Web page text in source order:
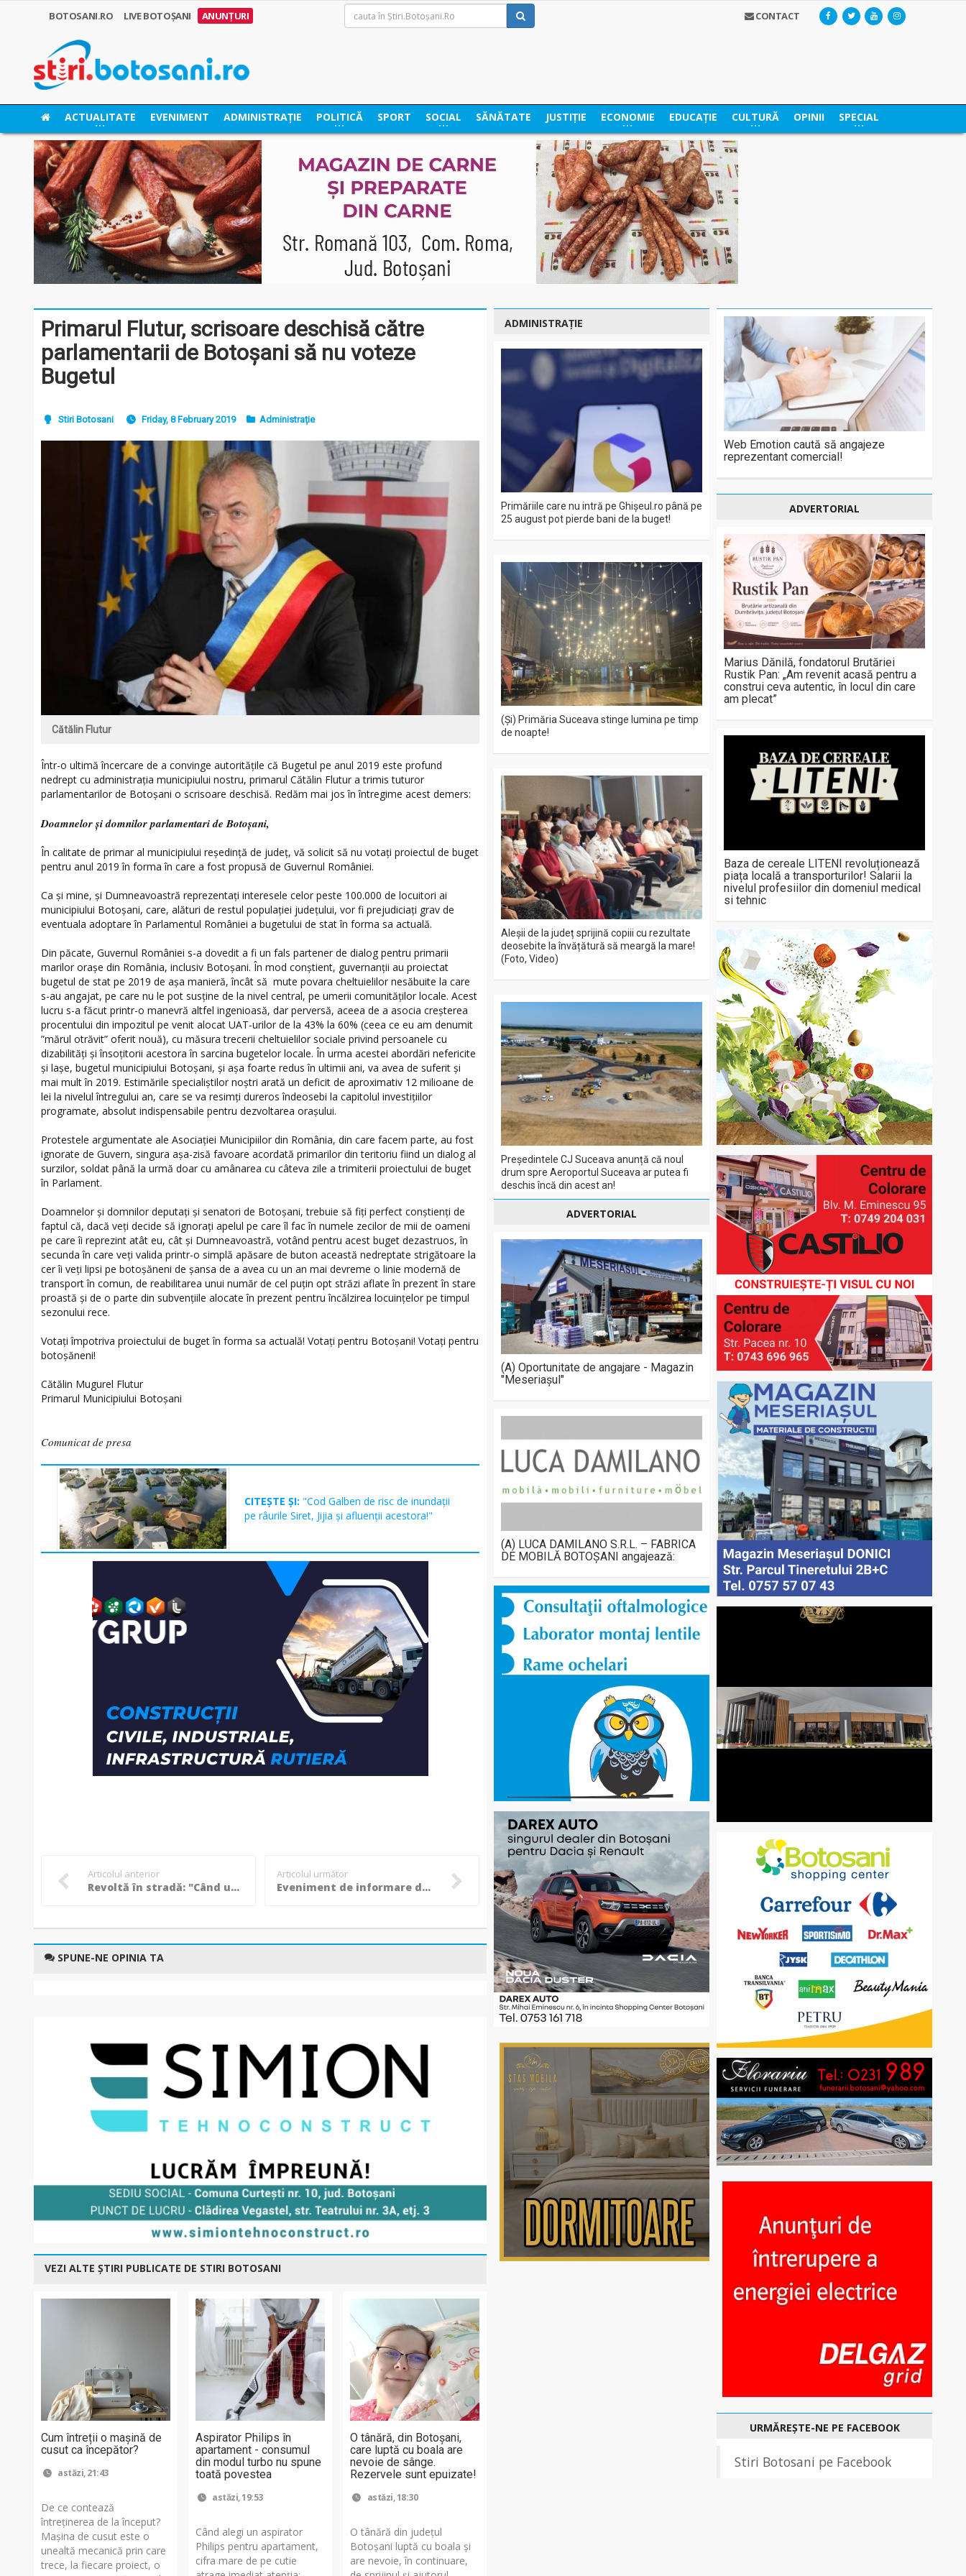
BOTOSANI.RO LIVE BOTOȘANI ANUNȚURI CONTACT
ACTUALITATE EVENIMENT ADMINISTRAȚIE POLITICĂ SPORT SOCIAL SĂNĂTATE JUSTIȚIE ECONOMIE EDUCAȚIE CULTURĂ OPINII SPECIAL
Primarul Flutur, scrisoare deschisă către
parlamentarii de Botoșani să nu voteze
Bugetul
Stiri Botosani Friday, 8 February 2019 Administrație
Cătălin Flutur
Într-o ultimă încercare de a convinge autoritățile că Bugetul pe anul 2019 este profund
nedrept cu administrația municipiului nostru, primarul Cătălin Flutur a trimis tuturor
parlamentarilor de Botoșani o scrisoare deschisă. Redăm mai jos în întregime acest demers:
Doamnelor și domnilor parlamentari de Botoșani,
În calitate de primar al municipiului reședință de județ, vă solicit să nu votați proiectul de buget
pentru anul 2019 în forma în care a fost propusă de Guvernul României.
Ca și mine, și Dumneavoastră reprezentați interesele celor peste 100.000 de locuitori ai
municipiului Botoșani, care, alături de restul populației județului, vor fi prejudiciați grav de
eventuala adoptare în Parlamentul României a bugetului de stat în forma sa actuală.
Din păcate, Guvernul României s-a dovedit a fi un fals partener de dialog pentru primarii
marilor orașe din România, inclusiv Botoșani. În mod conștient, guvernanții au proiectat
bugetul de stat pe 2019 de așa manieră, încât să mute povara cheltuielilor nesăbuite la care
s-au angajat, pe care nu le pot susține de la nivel central, pe umerii comunităților locale. Acest
lucru s-a făcut printr-o manevră altfel ingenioasă, dar perversă, aceea de a asocia creșterea
procentului din impozitul pe venit alocat UAT-urilor de la 43% la 60% (ceea ce eu am denumit
”mărul otrăvit” oferit nouă), cu măsura trecerii cheltuielilor sociale privind persoanele cu
dizabilități și însoțitorii acestora în sarcina bugetelor locale. În urma acestei abordări nefericite
și lașe, bugetul municipiului Botoșani, și așa foarte redus în ultimii ani, va avea de suferit și
mai mult în 2019. Estimările specialiștilor noștri arată un deficit de aproximativ 12 milioane de
lei la nivelul întregului an, care se va resimți dureros îndeosebi la capitolul investițiilor
programate, absolut indispensabile pentru dezvoltarea orașului.
Protestele argumentate ale Asociației Municipiilor din România, din care facem parte, au fost
ignorate de Guvern, singura așa-zisă favoare acordată primarilor din teritoriu fiind un dialog al
surzilor, soldat până la urmă doar cu amânarea cu câteva zile a trimiterii proiectului de buget
în Parlament.
Doamnelor și domnilor deputați și senatori de Botoșani, trebuie să fiți perfect conștienți de
faptul că, dacă veți decide să ignorați apelul pe care îl fac în numele zecilor de mii de oameni
pe care îi reprezint atât eu, cât și Dumneavoastră, votând pentru acest buget dezastruos, în
secunda în care veți valida printr-o simplă apăsare de buton această nedreptate strigătoare la
cer îi veți lipsi pe botoșăneni de șansa de a avea cu un an mai devreme o linie modernă de
transport în comun, de reabilitarea unui număr de cel puțin opt străzi aflate în prezent în stare
proastă și de o parte din subvențiile alocate în prezent pentru încălzirea locuințelor pe timpul
sezonului rece.
Votați împotriva proiectului de buget în forma sa actuală! Votați pentru Botoșani! Votați pentru
botoșăneni!
Cătălin Mugurel Flutur
Primarul Municipiului Botoșani
Comunicat de presa
CITEȘTE ȘI: "Cod Galben de risc de inundații
pe râurile Siret, Jijia și afluenții acestora!"
Articolul anterior
Revoltă în stradă: "Când un infractor ca Vâlcov face bugetul, normal că nu dă niciun ban pentru noi"
Articolul următor
Eveniment de informare despre "Europa pentru Cetăţeni", la Instituţia Prefectului!
SPUNE-NE OPINIA TA
VEZI ALTE ȘTIRI PUBLICATE DE STIRI BOTOSANI
Cum întreții o mașină de
cusut ca începător?
astăzi, 21:43
De ce contează
întreținerea de la început?
Mașina de cusut este o
unealtă mecanică prin care
trece, la fiecare proiect, o
Aspirator Philips în
apartament - consumul
din modul turbo nu spune
toată povestea
astăzi, 19:53
Când alegi un aspirator
Philips pentru apartament,
cifra mare de pe cutie
O tânără, din Botoșani,
care luptă cu boala are
nevoie de sânge.
Rezervele sunt epuizate!
astăzi, 18:30
O tânără din județul
Botoșani luptă cu boala și
are nevoie, în continuare,
ADMINISTRAȚIE
Primăriile care nu intră pe Ghişeul.ro până pe
25 august pot pierde bani de la buget!
(Și) Primăria Suceava stinge lumina pe timp
de noapte!
Aleșii de la județ sprijină copiii cu rezultate
deosebite la învățătură să meargă la mare!
(Foto, Video)
Președintele CJ Suceava anunță că noul
drum spre Aeroportul Suceava ar putea fi
deschis încă din acest an!
ADVERTORIAL
(A) Oportunitate de angajare - Magazin
"Meseriașul"
(A) LUCA DAMILANO S.R.L. – FABRICA
DE MOBILĂ BOTOȘANI angajează:
Web Emotion caută să angajeze
reprezentant comercial!
ADVERTORIAL
Marius Dănilă, fondatorul Brutăriei
Rustik Pan: „Am revenit acasă pentru a
construi ceva autentic, în locul din care
am plecat”
Baza de cereale LITENI revoluționează
piața locală a transporturilor! Salarii la
nivelul profesiilor din domeniul medical
si tehnic
URMĂREȘTE-NE PE FACEBOOK
Stiri Botosani pe Facebook